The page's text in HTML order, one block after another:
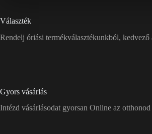
Választék
Rendelj óriási termékválasztékunkból, kedvező
Gyors vásárlás
Intézd vásárlásodat gyorsan Online az